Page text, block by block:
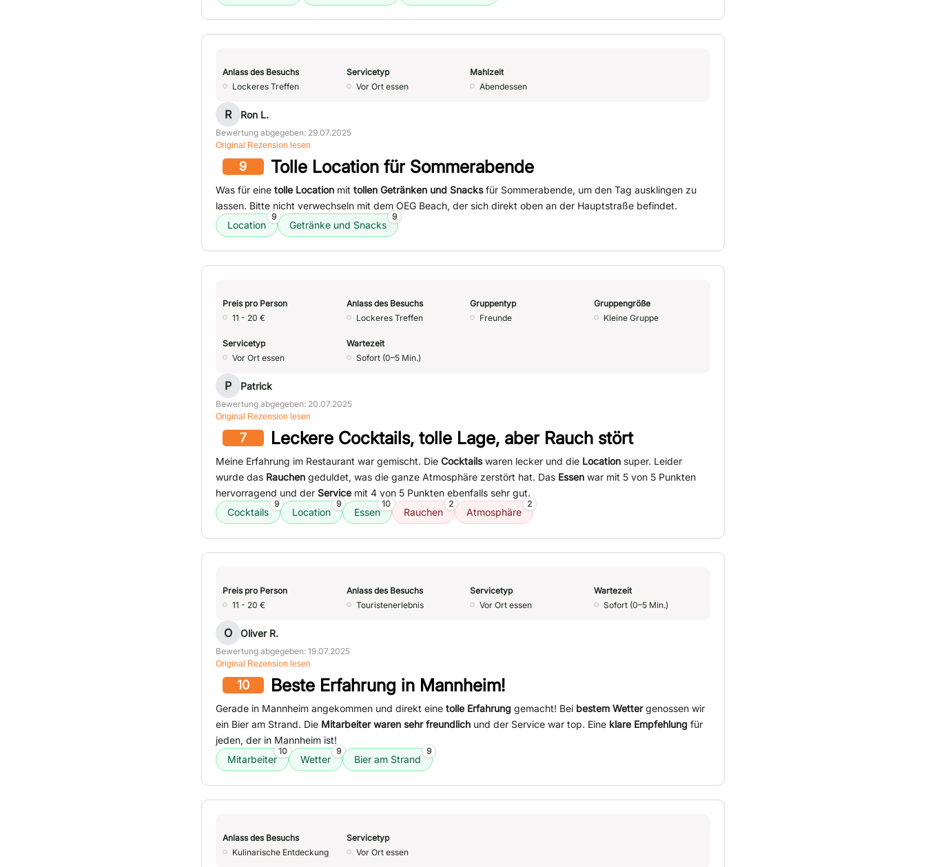
Anlass des Besuchs
Lockeres Treffen
Servicetyp
Vor Ort essen
Mahlzeit
Abendessen
R Ron L.
Bewertung abgegeben: 29.07.2025
Original Rezension lesen
9 Tolle Location für Sommerabende
Was für eine tolle Location mit tollen Getränken und Snacksfür Sommerabende, um den Tag ausklingen zu
lassen. Bitte nicht verwechseln mit dem OEG Beach, der sich direkt oben an der Hauptstraße befindet.
Location
9
Getränke und Snacks
9
Preis pro Person
11 - 20 €
Anlass des Besuchs
Lockeres Treffen
Gruppentyp
Freunde
Gruppengröße
Kleine Gruppe
Servicetyp
Vor Ort essen
Wartezeit
Sofort (0–5 Min.)
P Patrick
Bewertung abgegeben: 20.07.2025
Original Rezension lesen
7 Leckere Cocktails, tolle Lage, aber Rauch stört
Meine Erfahrung im Restaurant war gemischt. Die Cocktailswaren lecker und die Location super. Leider
wurde das Rauchen geduldet, was die ganze Atmosphäre zerstört hat. Das Essen war mit 5 von 5 Punkten
hervorragend und der Service mit 4 von 5 Punkten ebenfalls sehr gut.
Cocktails
9
Location
9
Essen
10
Rauchen
2
Atmosphäre
2
Preis pro Person
11 - 20 €
Anlass des Besuchs
Touristenerlebnis
Servicetyp
Vor Ort essen
Wartezeit
Sofort (0–5 Min.)
O Oliver R.
Bewertung abgegeben: 19.07.2025
Original Rezension lesen
10 Beste Erfahrung in Mannheim!
Gerade in Mannheim angekommen und direkt eine tolle Erfahrung gemacht! Bei bestem Wettergenossen wir
ein Bier am Strand. Die Mitarbeiter waren sehr freundlich und der Service war top. Eine klare Empfehlung für
jeden, der in Mannheim ist!
Mitarbeiter
10
Wetter
9
Bier am Strand
9
Anlass des Besuchs
Kulinarische Entdeckung
Servicetyp
Vor Ort essen